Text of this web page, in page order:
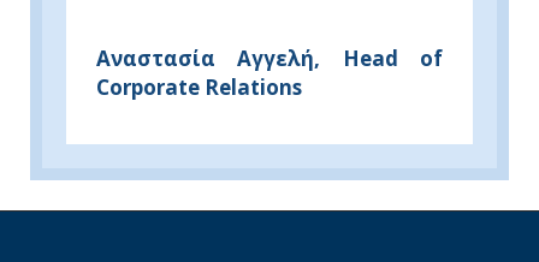
Αναστασία Αγγελή, Head of
Corporate Relations